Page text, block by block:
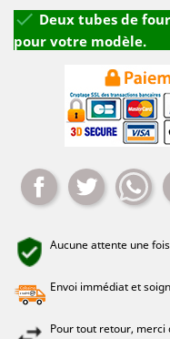
 Deux tubes de
pour votre modèle.
Partager Tweet
Aucune attente une
Envoi immédiat et
Pour tout retour, merci